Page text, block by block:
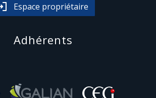
Espace propriétaire
Adhérents